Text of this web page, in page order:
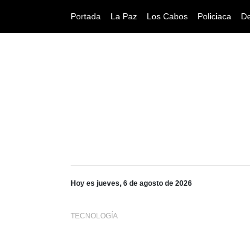
Portada La Paz Los Cabos Policiaca
Hoy es jueves, 6 de agosto de 2026
TECNOLOGÍA